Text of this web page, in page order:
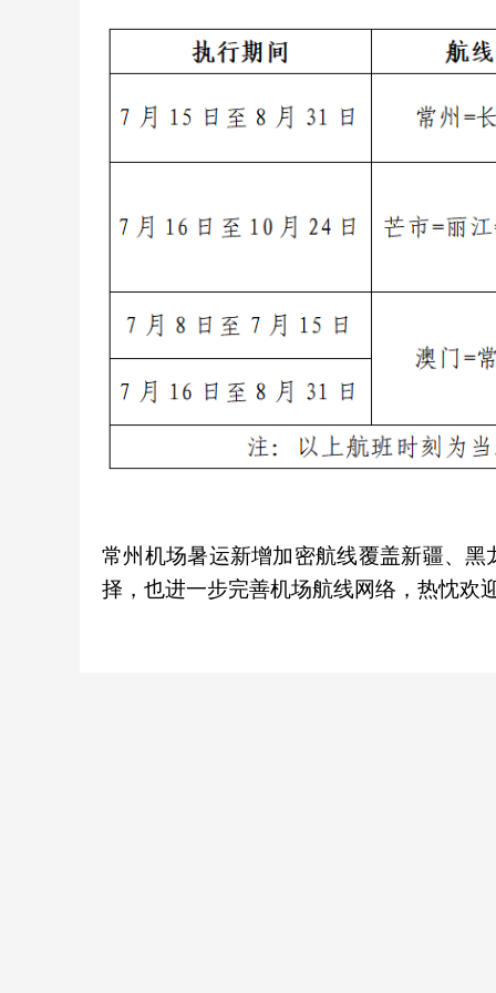
常州机场暑运新增加密航线覆盖新疆、
择，也进一步完善机场航线网络，热忱欢